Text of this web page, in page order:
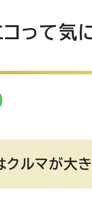
って気
ルマが大